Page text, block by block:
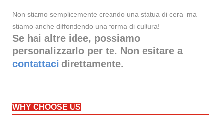
Non stiamo semplicemente creando una statua di cera, ma
stiamo anche diffondendo una forma di cultura!
Se hai altre idee, possiamo
personalizzarlo per te. Non esitare a
contattaci direttamente.
WHY CHOOSE US